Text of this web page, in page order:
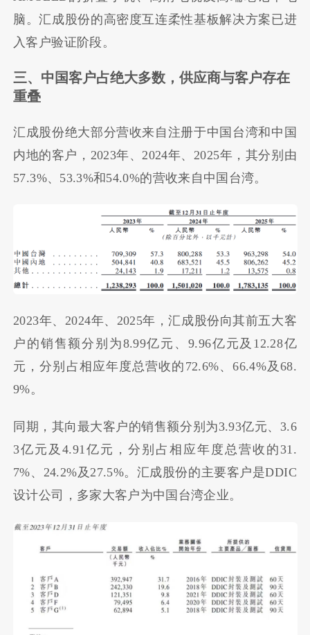
脑。汇成股份的高密度互连柔性基板解决方案已进
入客户验证阶段。
三、中国客户占绝大多数，供应商与客户存在
重叠
汇成股份绝大部分营收来自注册于中国台湾和中国
内地的客户，2023年、2024年、2025年，其分别由
57.3%、53.3%和54.0%的营收来自中国台湾。
2023年、2024年、2025年，汇成股份向其前五大客
户的销售额分别为8.99亿元 、 9.96亿元 及 12.28亿
元 ，分别占相应年度总营收的72.6%、66.4%及68.
9%。
同期，其向最大客户的销售额分别为3.93亿元、 3.6
3亿元 及4.91亿元 ，分别占相应年度总营收的31.
7%、24.2%及27.5%。汇成股份的主要客户是DDIC
设计公司， 多家大客户为中国台湾企业。